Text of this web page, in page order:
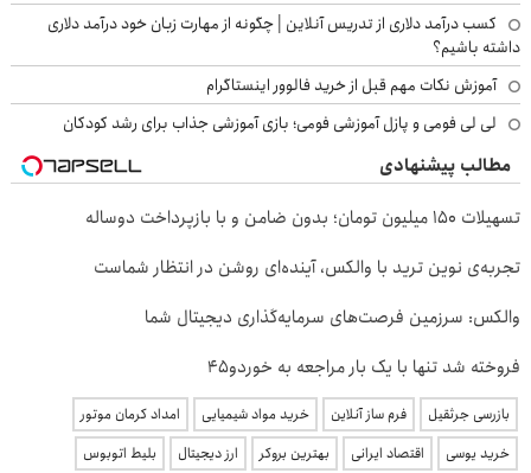
کسب درآمد دلاری از تدریس آنلاین | چگونه از مهارت زبان خود درآمد دلاری
داشته باشیم؟
آموزش نکات مهم قبل از خرید فالوور اینستاگرام
لی لی فومی و پازل آموزشی فومی؛ بازی آموزشی جذاب برای رشد کودکان
مطالب پیشنهادی
تسهیلات ۱۵۰ میلیون تومان؛ بدون ضامن و با بازپرداخت دوساله
تجربه‌ی نوین ترید با والکس، آینده‌ای روشن در انتظار شماست
والکس: سرزمین فرصت‌های سرمایه‌گذاری دیجیتال شما
فروخته شد تنها با یک بار مراجعه به خوردو45
بازرسی جرثقیل فرم ساز آنلاین خرید مواد شیمیایی
امداد کرمان موتور
خرید یوسی
اقتصاد ایرانی بهترین بروکر ارز دیجیتال بلیط اتوبوس